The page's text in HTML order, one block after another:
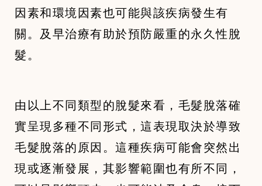
因素和環境因素也可能與該疾病發生有
關。及早治療有助於預防嚴重的永久性脫
髮。
由以上不同類型的脫髮來看，毛髮脫落確
實呈現多種不同形式，這表現取決於導致
毛髮脫落的原因。這種疾病可能會突然出
現或逐漸發展，其影響範圍也有所不同，